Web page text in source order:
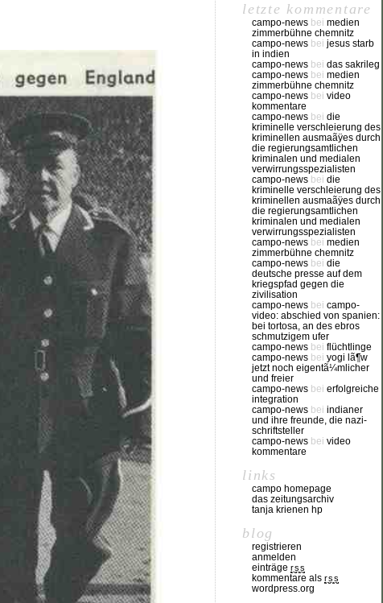
letzte kommentare
campo-news bei medien
zimmerbühne chemnitz
campo-news bei jesus starb
in indien
campo-news bei das sakrileg
campo-news bei medien
zimmerbühne chemnitz
campo-news bei video
kommentare
campo-news bei die
kriminelle verschleierung des
kriminellen ausmaãÿes durch
die regierungsamtlichen
kriminalen und medialen
verwirrungsspezialisten
campo-news bei die
kriminelle verschleierung des
kriminellen ausmaãÿes durch
die regierungsamtlichen
kriminalen und medialen
verwirrungsspezialisten
campo-news bei medien
zimmerbühne chemnitz
campo-news bei die
deutsche presse auf dem
kriegspfad gegen die
zivilisation
campo-news bei campo-
video: abschied von spanien:
bei tortosa, an des ebros
schmutzigem ufer
campo-news bei flüchtlinge
campo-news bei yogi lã¶w
jetzt noch eigentã¼mlicher
und freier
campo-news bei erfolgreiche
integration
campo-news bei indianer
und ihre freunde, die nazi-
schriftsteller
campo-news bei video
kommentare
links
campo homepage
das zeitungsarchiv
tanja krienen hp
blog
registrieren
anmelden
einträge rss
kommentare als rss
wordpress.org